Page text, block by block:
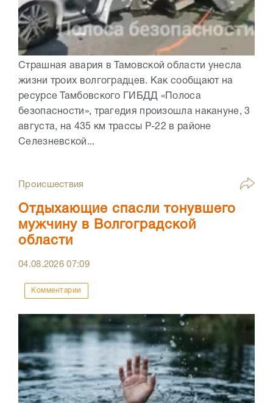
Страшная авария в Тамовской области унесла
жизни троих волгоградцев. Как сообщают на
ресурсе Тамбовского ГИБДД «Полоса
безопасности», трагедия произошла накануне, 3
августа, на 435 км трассы Р-22 в районе
Селезневской...
Происшествия
Отдыхающие спасли тонувшего
мужчину в Волгоградской
области
04.08.202607:09
Комментарии